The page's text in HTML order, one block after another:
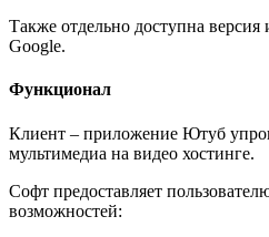
Также отдельно доступна
Google.
Функционал
Клиент – приложение Ютуб
мультимедиа на видео хостинге.
Софт предоставляет
возможностей: